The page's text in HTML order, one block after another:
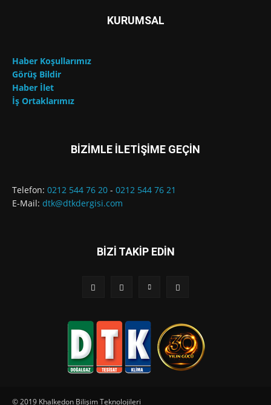
KURUMSAL
Haber Koşullarımız
Görüş Bildir
Haber İlet
İş Ortaklarımız
BİZİMLE İLETİŞİME GEÇİN
Telefon: 0212 544 76 20 - 0212 544 76 21
E-Mail: dtk@dtkdergisi.com
BİZİ TAKİP EDİN
© 2019 Khalkedon Bilişim Teknolojileri